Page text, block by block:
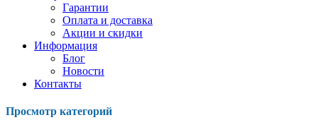
Гарантии
Оплата и доставка
Акции и скидки
Информация
Блог
Новости
Контакты
Просмотр категорий